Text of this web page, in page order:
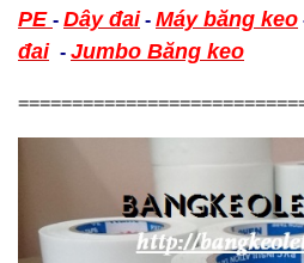
PE - Dây đai - Máy băng keo
đai - Jumbo Băng keo